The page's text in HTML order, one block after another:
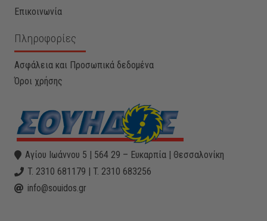
Επικοινωνία
Πληροφορίες
Ασφάλεια και Προσωπικά δεδομένα
Όροι χρήσης
Αγίου Ιωάννου 5 | 564 29 – Ευκαρπία | Θεσσαλονίκη
T. 2310 681179 | T. 2310 683256
info@souidos.gr